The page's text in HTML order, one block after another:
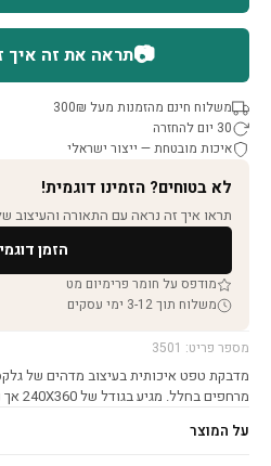
📷תראה את זה איך
משלוח חינם מהזמנות מעל 300₪
30 יום להחזרה
איכות מובטחת — ייצור ישראלי
לא בטוחים? הזמינו דוגמית!
תראו איך זה נראה עם התאורה והעיצוב
הזמן
מודפס על חומר פרימיום מט
משלוח תוך 3-12 ימי עסקים
מספר פריט: 3501
מדבקת טפט איכותית בעיצוב מדהים של
מרחפים בחלל. מגיע בגודל של 240X360 אך ניתן…
על המוצר